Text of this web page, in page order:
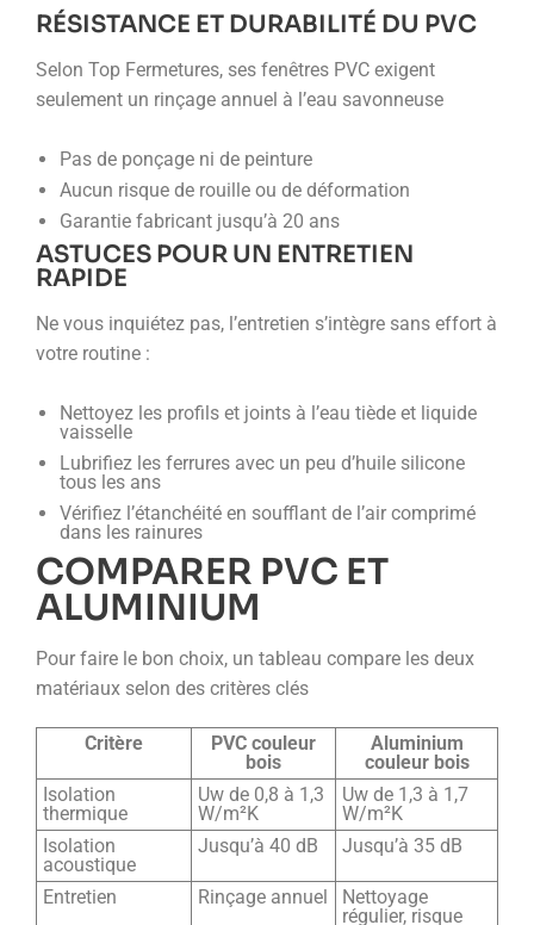
RÉSISTANCE ET DURABILITÉ DU PVC
Selon Top Fermetures, ses fenêtres PVC exigent
seulement un rinçage annuel à l’eau savonneuse
Pas de ponçage ni de peinture
Aucun risque de rouille ou de déformation
Garantie fabricant jusqu’à 20 ans
ASTUCES POUR UN ENTRETIEN
RAPIDE
Ne vous inquiétez pas, l’entretien s’intègre sans effort à
votre routine :
Nettoyez les profils et joints à l’eau tiède et liquide
vaisselle
Lubrifiez les ferrures avec un peu d’huile silicone
tous les ans
Vérifiez l’étanchéité en soufflant de l’air comprimé
dans les rainures
COMPARER PVC ET
ALUMINIUM
Pour faire le bon choix, un tableau compare les deux
matériaux selon des critères clés
Critère
PVC couleur
bois
Aluminium
couleur bois
Isolation
thermique
Uw de 0,8 à 1,3
W/m²K
Uw de 1,3 à 1,7
W/m²K
Isolation
acoustique
Jusqu’à 40 dB Jusqu’à 35 dB
Entretien Rinçage annuel
Nettoyage
régulier, risque